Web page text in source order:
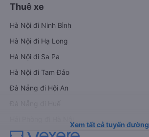
Thuê xe
Hà Nội đi Ninh Bình
Hà Nội đi Hạ Long
Hà Nội đi Sa Pa
Hà Nội đi Tam Đảo
Đà Nẵng đi Hội An
Xem tất cả tuyến đường